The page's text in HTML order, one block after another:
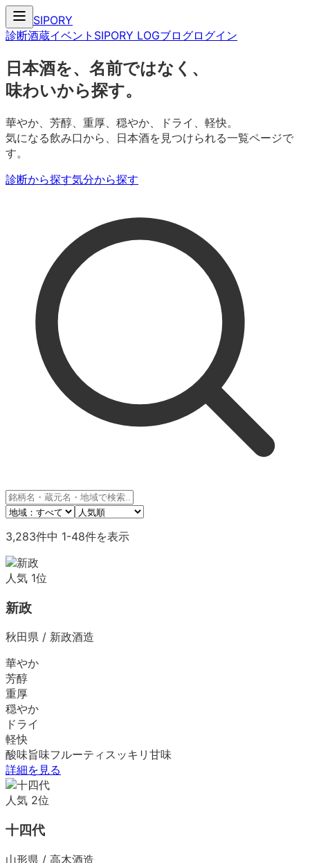
SIPORY
診断酒蔵イベント SIPORY LOGブログログイン
日本酒を、名前ではなく、
味わいから探す。
華やか、芳醇、重厚、穏やか、ドライ、軽快。
気になる飲み口から、日本酒を見つけられる一覧ページで
す。
診断から探す気分から探す
3,283件中 1-48件を表示
人気 1位
新政
秋田県 / 新政酒造
華やか
芳醇
重厚
穏やか
ドライ
軽快
酸味旨味フルーティ スッキリ 甘味
詳細を見る
人気 2位
十四代
山形県 / 高木酒造